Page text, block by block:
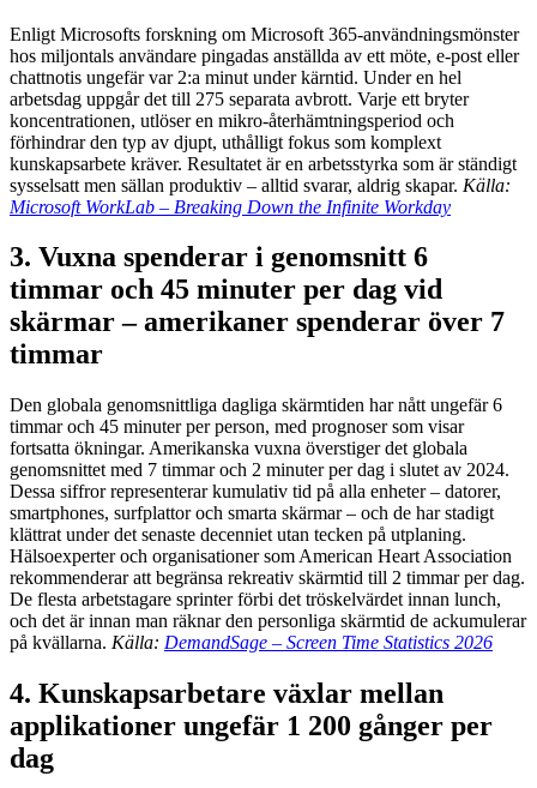
Enligt Microsofts forskning om Microsoft 365-användningsmönster
hos miljontals användare pingadas anställda av ett möte, e-post eller
chattnotis ungefär var 2:a minut under kärntid. Under en hel
arbetsdag uppgår det till 275 separata avbrott. Varje ett bryter
koncentrationen, utlöser en mikro-återhämtningsperiod och
förhindrar den typ av djupt, uthålligt fokus som komplext
kunskapsarbete kräver. Resultatet är en arbetsstyrka som är ständigt
sysselsatt men sällan produktiv – alltid svarar, aldrig skapar. Källa:
Microsoft WorkLab – Breaking Down the Infinite Workday
3. Vuxna spenderar i genomsnitt 6
timmar och 45 minuter per dag vid
skärmar – amerikaner spenderar över 7
timmar
Den globala genomsnittliga dagliga skärmtiden har nått ungefär 6
timmar och 45 minuter per person, med prognoser som visar
fortsatta ökningar. Amerikanska vuxna överstiger det globala
genomsnittet med 7 timmar och 2 minuter per dag i slutet av 2024.
Dessa siffror representerar kumulativ tid på alla enheter – datorer,
smartphones, surfplattor och smarta skärmar – och de har stadigt
klättrat under det senaste decenniet utan tecken på utplaning.
Hälsoexperter och organisationer som American Heart Association
rekommenderar att begränsa rekreativ skärmtid till 2 timmar per dag.
De flesta arbetstagare sprinter förbi det tröskelvärdet innan lunch,
och det är innan man räknar den personliga skärmtid de ackumulerar
på kvällarna. Källa: DemandSage – Screen Time Statistics 2026
4. Kunskapsarbetare växlar mellan
applikationer ungefär 1 200 gånger per
dag